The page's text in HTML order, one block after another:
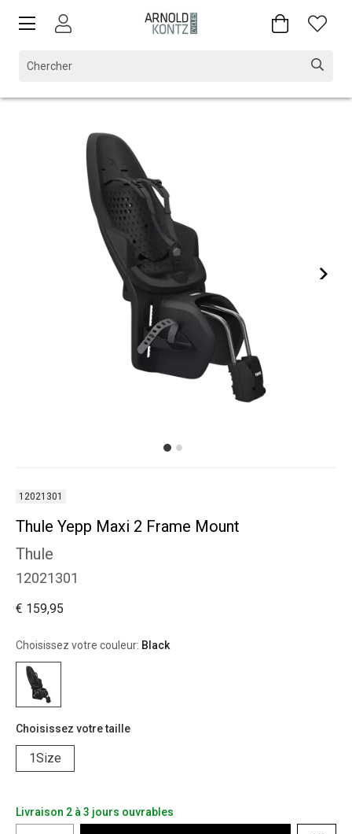
12021301
Thule Yepp Maxi 2 Frame Mount
Thule
12021301
€ 159,95
Choisissez votre couleur: Black
Choisissez votre taille
1Size
Livraison 2 à 3 jours ouvrables